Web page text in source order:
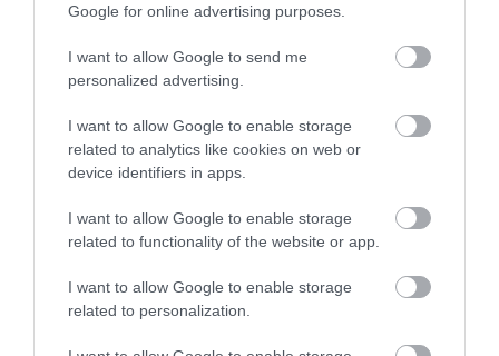
Google for online advertising purposes.
I want to allow Google to send me
personalized advertising.
I want to allow Google to enable storage
related to analytics like cookies on web or
device identifiers in apps.
I want to allow Google to enable storage
related to functionality of the website or app.
I want to allow Google to enable storage
related to personalization.
06.08.2026 | 19:20
Ο μεγαλύτερος αυτοκινητόδρομος
της Ευρώπης κατασκευάζεται
06.08.2026 | 19:00
Συγκίνηση στην Εύβοια: Νέοι από
Εικόνα
06.08.2026 | 18:40
Έπαθε ηλεκτροπληξία ενώ έκλεβε
καλώδια – Οι συνεργοί του τον
Όλες οι τελευταίες ειδήσεις